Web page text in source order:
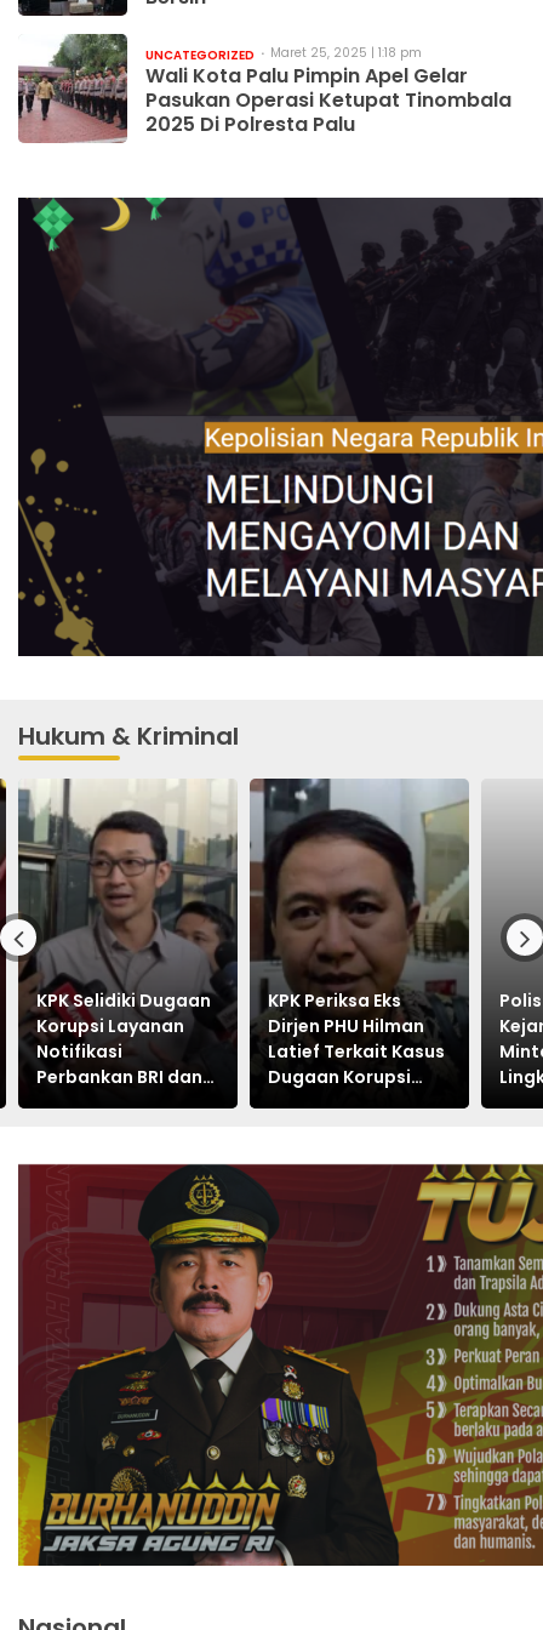
UNCATEGORIZED Maret 25, 2025 | 1:18 pm
Wali Kota Palu Pimpin Apel Gelar
Pasukan Operasi Ketupat Tinombala
2025 Di Polresta Palu
Hukum & Kriminal
KPK Selidiki Dugaan
Korupsi Layanan
Notifikasi
Perbankan BRI dan
KPK Periksa Eks
Dirjen PHU Hilman
Latief Terkait Kasus
Dugaan Korupsi